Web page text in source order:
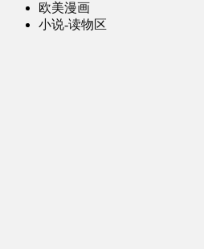
欧美漫画
小说-读物区